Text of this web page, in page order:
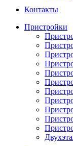
Контакты
Пристройки